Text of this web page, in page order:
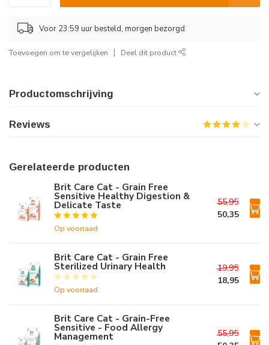
Voor 23:59 uur besteld, morgen bezorgd
Toevoegen om te vergelijken Deel dit product
Productomschrijving
Reviews
Gerelateerde producten
Brit Care Cat - Grain Free
Sensitive Healthy Digestion &
Delicate Taste
Op voorraad
55,95
50,35
Brit Care Cat - Grain Free
Sterilized Urinary Health
Op voorraad
19,95
18,95
Brit Care Cat - Grain-Free
Sensitive - Food Allergy
Management
55,95